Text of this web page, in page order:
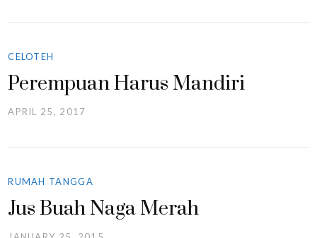
CELOTEH
Perempuan Harus Mandiri
APRIL 25, 2017
RUMAH TANGGA
Jus Buah Naga Merah